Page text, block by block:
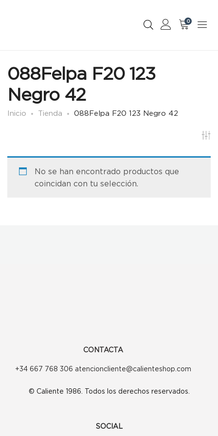
0
088Felpa F20 123
Negro 42
Inicio Tienda 088Felpa F20 123 Negro 42
No se han encontrado productos que
coincidan con tu selección.
CONTACTA
+34 667 768 306 atencioncliente@calienteshop.com
© Caliente 1986. Todos los derechos reservados.
SOCIAL